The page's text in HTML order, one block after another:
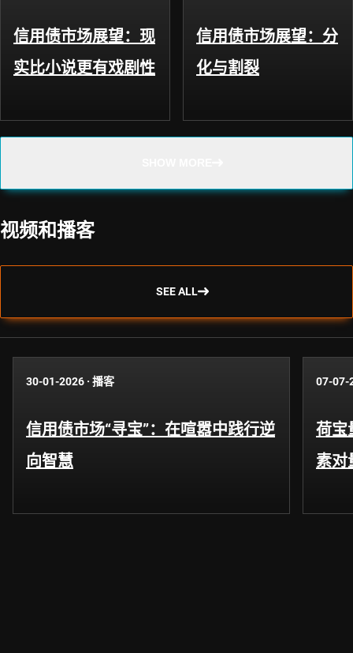
信用债市场展望：现
实比小说更有戏剧性
信用债市场展望：分
化与割裂
视频和播客
SEE ALL
30-01-2026 · 播客
信用债市场“寻宝”：在喧嚣中践行逆
向智慧
07-07-
荷宝
素对